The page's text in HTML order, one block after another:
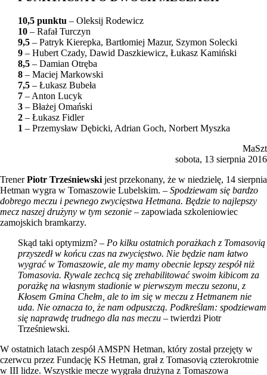
10,5 punktu – Oleksij Rodewicz
10 – Rafał Turczyn
9,5 – Patryk Kierepka, Bartłomiej Mazur, Szymon Solecki
9 – Hubert Czady, Dawid Daszkiewicz, Łukasz Kamiński
8,5 – Damian Otręba
8 – Maciej Markowski
7,5 – Łukasz Bubeła
7 – Anton Lucyk
3 – Błażej Omański
2 – Łukasz Fidler
1 – Przemysław Dębicki, Adrian Goch, Norbert Myszka
MaSzt
sobota, 13 sierpnia 2016
TrenerPiotr Trześniewski jest przekonany, że w niedzielę, 14 sierpnia
Hetman wygra w Tomaszowie Lubelskim. – Spodziewam się bardzo
dobrego meczu i pewnego zwycięstwa Hetmana. Będzie to najlepszy
mecz naszej drużyny w tym sezonie – zapowiada szkoleniowiec
zamojskich bramkarzy.
Skąd taki optymizm? – Po kilku ostatnich porażkach z Tomasovią
przyszedł w końcu czas na zwycięstwo. Nie będzie nam łatwo
wygrać w Tomaszowie, ale my mamy obecnie lepszy zespół niż
Tomasovia. Rywale zechcą się zrehabilitować swoim kibicom za
porażkę na własnym stadionie w pierwszym meczu sezonu, z
Kłosem Gmina Chełm, ale to im się w meczu z Hetmanem nie
uda. Nie oznacza to, że nam odpuszczą. Podkreślam: spodziewam
się naprawdę trudnego dla nas meczu – twierdzi Piotr
Trześniewski.
W ostatnich latach zespół AMSPN Hetman, który został przejęty w
czerwcu przez Fundację KS Hetman, grał z Tomasovią czterokrotnie
w III lidze. Wszystkie mecze wygrała drużyna z Tomaszowa